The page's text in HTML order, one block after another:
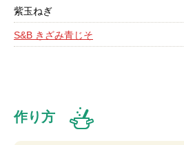
紫玉ねぎ
S&B きざみ青じそ
作り方